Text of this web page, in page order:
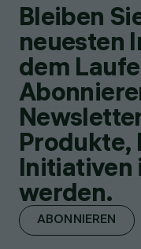
Bleiben
neuesten
dem
Produkte,
Initiativen
werden.
ABONNIEREN